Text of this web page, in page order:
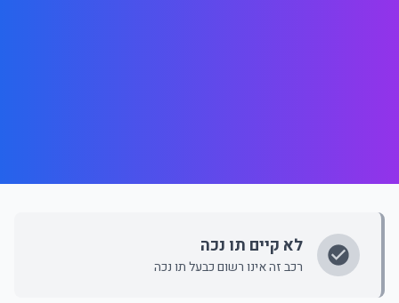
לא קיים תו נכה
רכב זה אינו רשום כבעל תו נכה